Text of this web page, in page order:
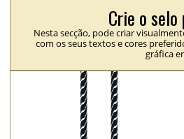
Crie o
Nesta secção, pode criar
com os seus textos e cores
gráfica